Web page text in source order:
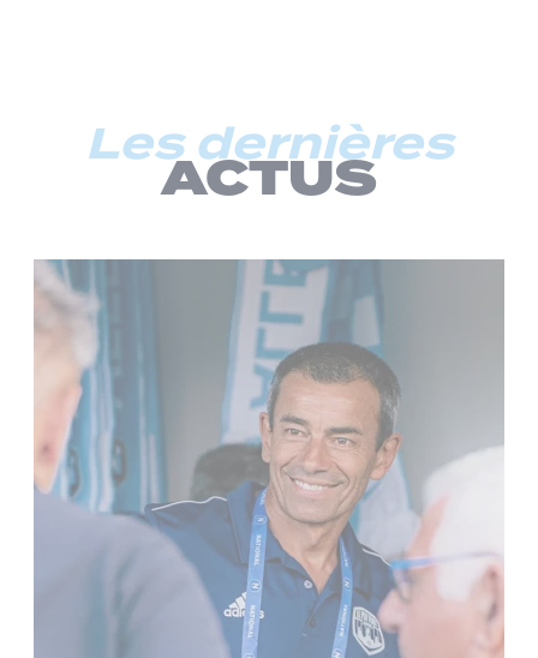
Les dernières
ACTUS